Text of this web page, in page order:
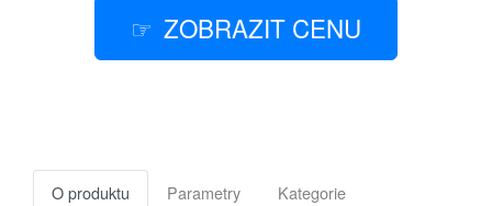
ZOBRAZIT CENU
O produktu Parametry Kategorie